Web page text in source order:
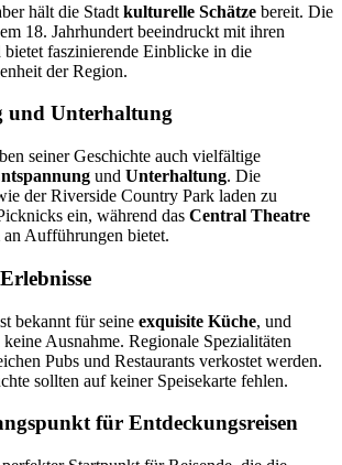
hält die Stadt kulturelle Schätze bereit. Die
18. Jahrhundert beeindruckt mit ihren
bietet faszinierende Einblicke in die
der Region.
und Unterhaltung
seiner Geschichte auch vielfältige
und Unterhaltung. Die
der Riverside Country Park laden zu
ein, während das Central Theatre
Aufführungen bietet.
bekannt für seine exquisite Küche, und
Ausnahme. Regionale Spezialitäten
Pubs und Restaurants verkostet werden.
sollten auf keiner Speisekarte fehlen.
für Entdeckungsreisen